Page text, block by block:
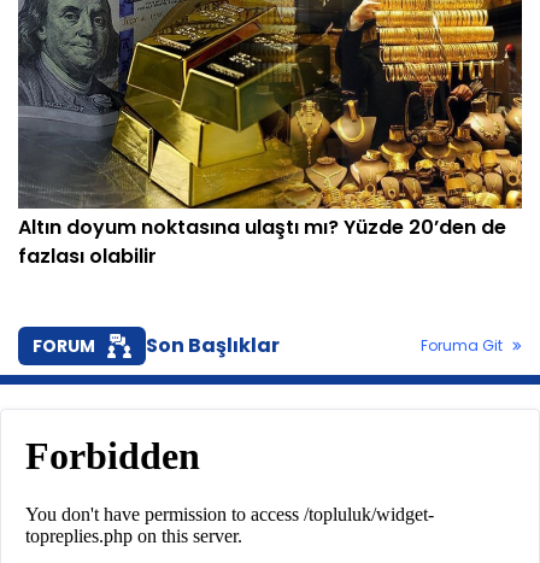
Altın doyum noktasına ulaştı mı? Yüzde 20’den de
fazlası olabilir
FORUM Son Başlıklar Foruma Git